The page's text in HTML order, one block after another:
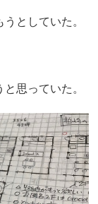
としていた。
思っていた。